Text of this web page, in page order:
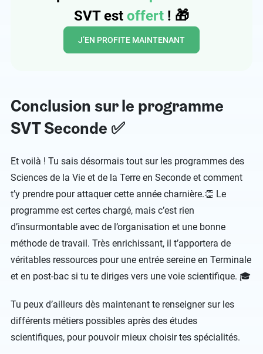
SVT est offert ! 🎁
J’EN PROFITE MAINTENANT
Conclusion sur le programme
SVT Seconde ✅
Et voilà ! Tu sais désormais tout sur les programmes des
Sciences de la Vie et de la Terre en Seconde et comment
t’y prendre pour attaquer cette année charnière.👏 Le
programme est certes chargé, mais c’est rien
d’insurmontable avec de l’organisation et une bonne
méthode de travail. Très enrichissant, il t’apportera de
véritables ressources pour une entrée sereine en Terminale
et en post-bac si tu te diriges vers une voie scientifique. 🎓
Tu peux d’ailleurs dès maintenant te renseigner sur les
différents métiers possibles après des études
scientifiques, pour pouvoir mieux choisir tes spécialités.